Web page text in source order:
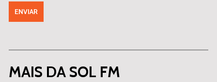
MAIS DA SOL FM